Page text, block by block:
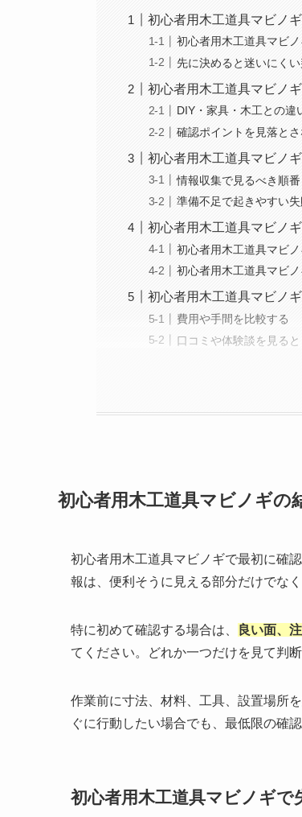
初心者用木工道具マビノ
初心者用木工道具マビ
先に決めると迷いにく
初心者用木工道具マビノ
DIY・家具・木工との違
確認ポイントを見落と
初心者用木工道具マビノ
情報収集で見るべき順番
準備不足で起きやすい失
初心者用木工道具マビノ
初心者用木工道具マビ
初心者用木工道具マビ
初心者用木工道具マビノ
費用や手間を比較する
口コミや体験談を見る
初心者用木工道具マビノギの
初心者用木工道具マビノギで最初に確
報は、便利そうに見える部分だけでな
特に初めて確認する場合は、 良い面、
てください。どれか一つだけを見て判
作業前に寸法、材料、工具、設置場所
ぐに行動したい場合でも、最低限の確
初心者用木工道具マビノギで